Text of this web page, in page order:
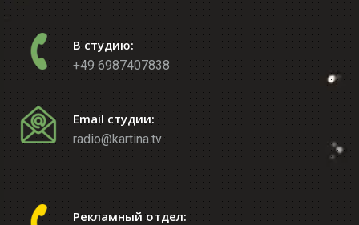
В студию:
+49 6987407838
Email студии:
radio@kartina.tv
Рекламный отдел: